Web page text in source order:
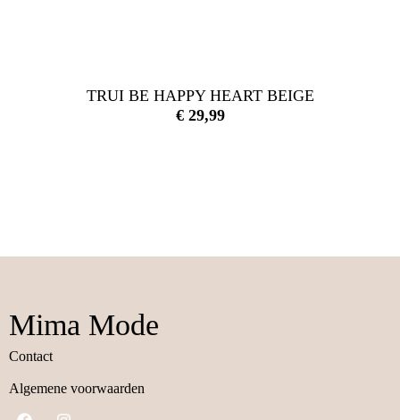
TRUI BE HAPPY HEART BEIGE
€29,99
Mima Mode
Contact
Algemene voorwaarden